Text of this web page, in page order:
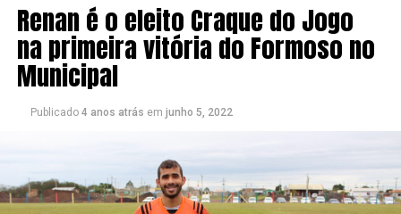
Renan é o eleito Craque do Jogo
na primeira vitória do Formoso no
Municipal
Publicado 4 anos atrás em junho 5, 2022